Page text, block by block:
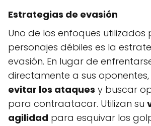
Estrategias de evasión
Uno de los enfoques utilizados
personajes débiles es la
evasión. En lugar de
directamente a sus
evitar los ataques y buscar
para contraatacar. Utilizan su
agilidad para esquivar los